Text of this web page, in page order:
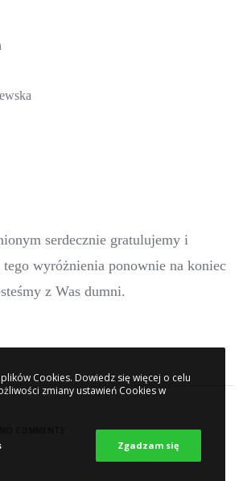
serdecznie gratulujemy i
wyróżnienia ponownie na koniec
z Was dumni.
Cookies. Dowiedz się więcej o celu
zmiany ustawień Cookies w
Zgadzam się